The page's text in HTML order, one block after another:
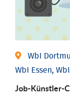
WbI
WbI Essen,
Job-Künstler-